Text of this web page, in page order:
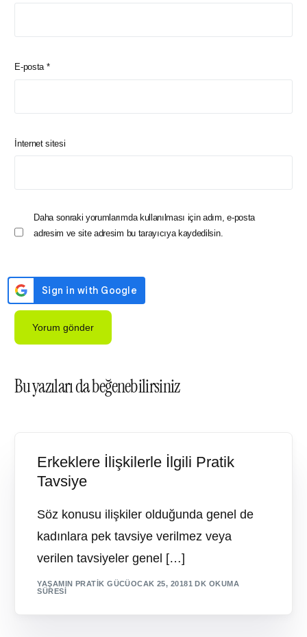
E-posta *
İnternet sitesi
Daha sonraki yorumlarımda kullanılması için adım, e-posta
adresim ve site adresim bu tarayıcıya kaydedilsin.
Bu yazıları da beğenebilirsiniz
Erkeklere İlişkilerle İlgili Pratik
Tavsiye
Söz konusu ilişkiler olduğunda genel de
kadınlara pek tavsiye verilmez veya
verilen tavsiyeler genel […]
YAŞAMIN PRATIK GÜCÜOCAK 25, 20181 DK OKUMA
SÜRESI